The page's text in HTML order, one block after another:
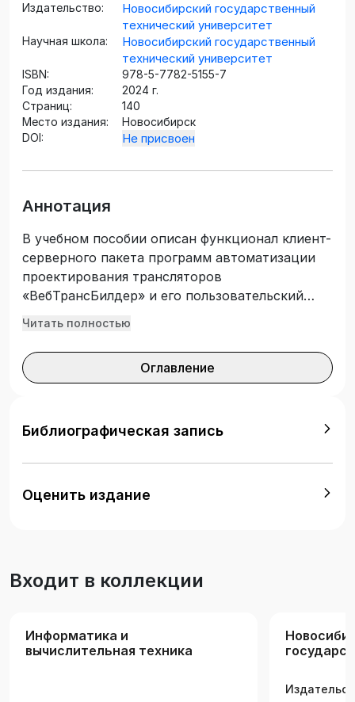
Издательство:
Новосибирский государственный
технический университет
Научная школа:
Новосибирский государственный
технический университет
ISBN:
978-5-7782-5155-7
Год издания:
2024 г.
Страниц:
140
Место издания:
Новосибирск
DOI:
Не присвоен
Аннотация
В учебном пособии описан функционал клиент-
серверного пакета программ автоматизации
проектирования трансляторов
«ВебТрансБилдер» и его пользовательский
интерфейс. Изложены теоретические основы
процесса трансляции: лексического,
синтаксического и семантического анализа, а
рекомендации по эффективному применению
освоения всех тем учебного материала.
Учебное пособие предназначено для студентов
АВТФ направлений 09.03.01 «Информатика и
Читать полностью
Оглавление
Библиографическая запись
Оценить издание
Входит в коллекции
Информатика и
вычислительная техника